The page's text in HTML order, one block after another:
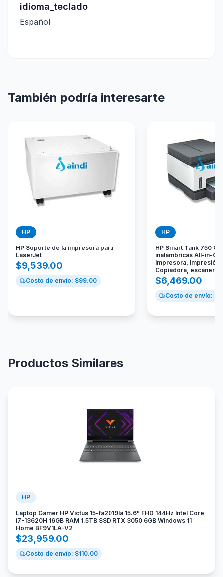
idioma_teclado
Español
También podría interesarte
HP
HP Soporte de la impresora para
LaserJet
$9,539.00
Costo de envío: $99.00
HP
HP Smart Tank 750
inalámbricas All-in-
Impresora, Impresión
Copiadora, escáner
$6,469.00
Costo de envío: $
Productos Similares
HP
Laptop Gamer HP Victus 15-fa2019la 15.6" FHD 144Hz Intel Core
i7-13620H 16GB RAM 1.5TB SSD RTX 3050 6GB Windows 11
Home BF9V1LA-V2
$23,959.00
Costo de envío: $110.00